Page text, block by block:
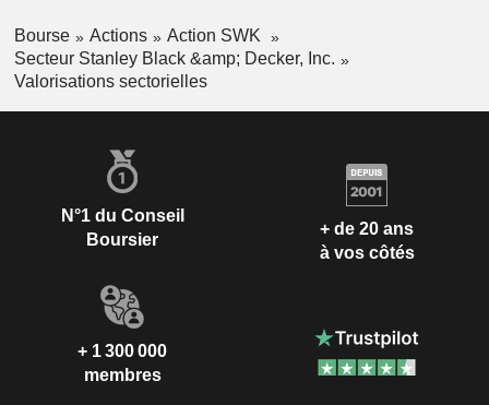
Bourse Actions
Action SWK
Secteur Stanley Black &amp; Decker, Inc.
Valorisations sectorielles
N°1 du Conseil
Boursier
+ de 20 ans
à vos côtés
+ 1 300 000
membres